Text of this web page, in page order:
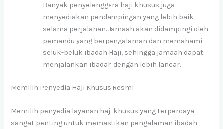
Banyak penyelenggara haji khusus juga
menyediakan pendampingan yang lebih baik
selama perjalanan. Jamaah akan didampingi oleh
pemandu yang berpengalaman dan memahami
seluk-beluk ibadah Haji, sehingga jamaah dapat
menjalankan ibadah dengan lebih lancar.
Memilih Penyedia Haji Khusus Resmi
Memilih penyedia layanan haji khusus yang terpercaya
sangat penting untuk memastikan pengalaman ibadah